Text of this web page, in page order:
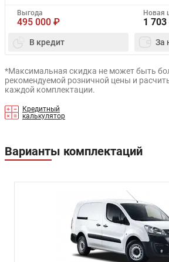
Выгода
495 000 ₽
Новая
1 703
В кредит За
*Максимальная скидка не может быть
рекомендуемой розничной цены и
каждой комплектации.
Кредитный
калькулятор
Варианты комплектаций